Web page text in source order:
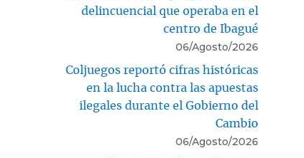
delincuencial que operaba en el
centro de Ibagué
06/Agosto/2026
Coljuegos reportó cifras históricas
en la lucha contra las apuestas
ilegales durante el Gobierno del
Cambio
06/Agosto/2026